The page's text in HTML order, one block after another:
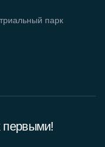
парк
первыми!